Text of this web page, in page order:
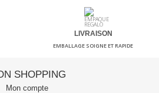
LIVRAISON
EMBALLAGE SOIGNE ET RAPIDE
SHOPPING
Mon compte